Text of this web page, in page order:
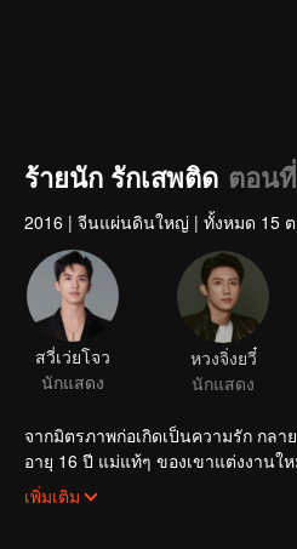
ร้ายนัก รักเสพติด ตอน
2016 | จีนแผ่นดินใหญ่ | ทั้งหมด 15
สวี่เว่ยโจว
นักแสดง
หวงจิ่งยวี๋
นักแสดง
จากมิตรภาพก่อเกิดเป็นความรัก กล
อายุ 16 ปี แม่แท้ๆ ของเขาแต่งงานใ
และแล้วโชคชะตาก็นำสองพี่น้องบุญ
เพิ่มเติม